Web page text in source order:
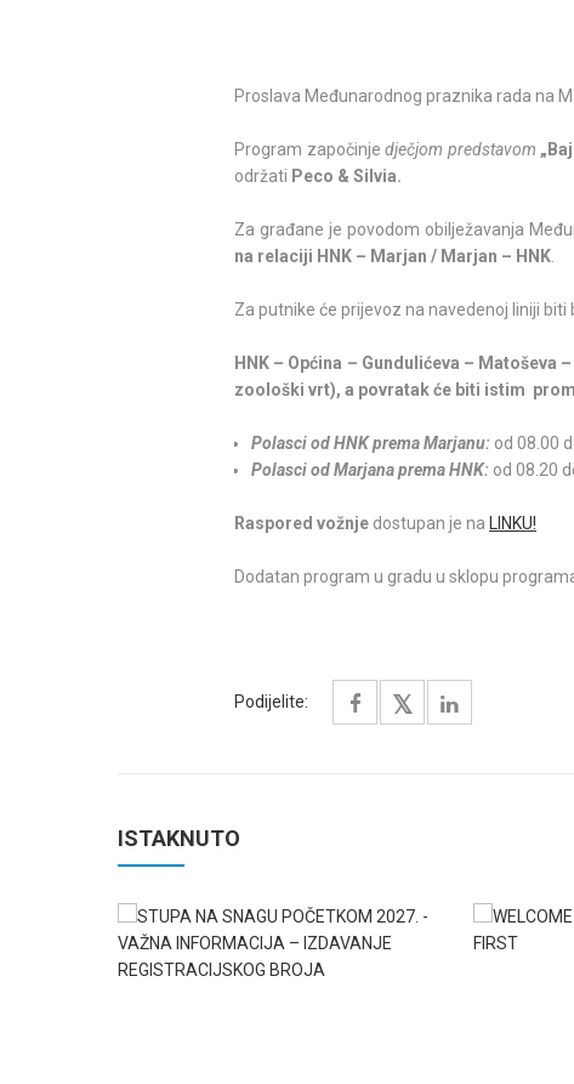
Proslava Međunarodnog praznika rada na
Program započinje dječjom predstavom
održati Peco & Silvia.
Za građane je povodom obilježavanja
na relaciji HNK – Marjan / Marjan – HNK
Za putnike će prijevoz na navedenoj liniji biti
HNK – Općina – Gundulićeva –
zoološki vrt), a povratak će biti istim
Polasci od HNK prema Marjanu: od 08.00
Polasci od Marjana prema HNK: od 08.20
Raspored vožnje dostupan je na LINKU!
Dodatan program u gradu u sklopu
Podijelite:
ISTAKNUTO